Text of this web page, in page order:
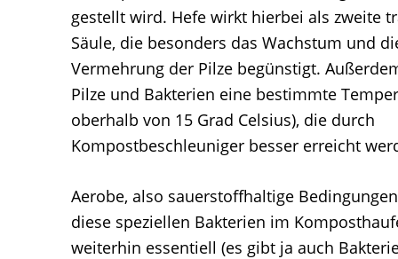
gestellt wird. Hefe wirkt hierbei als zweite
Säule, die besonders das Wachstum und
Vermehrung der Pilze begünstigt.
Pilze und Bakterien eine bestimmte
oberhalb von 15 Grad Celsius), die durch
Kompostbeschleuniger besser erreicht
Aerobe, also sauerstoffhaltige
diese speziellen Bakterien im
weiterhin essentiell (es gibt ja auch